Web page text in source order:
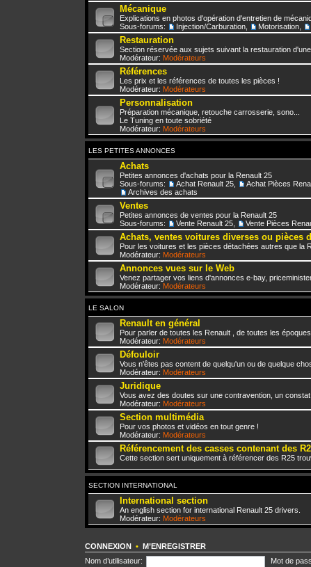
Mécanique
Explications en photos d'opération d'entretien de
Sous-forums:
Injection/Carburation Motorisation
Restauration
Section réservée aux sujets suivant la restauration d'une
Modérateur: Modérateurs
Références
Les prix et les références de toutes les pièces !
Modérateur: Modérateurs
Personnalisation
Préparation mécanique, retouche carrosserie, sono...
Le Tuning en toute sobriété
Modérateur: Modérateurs
LES PETITES ANNONCES
Achats
Petites annonces d'achats pour la Renault 25
Sous-forums:
Achat Renault 25 Achat Pièces
Archives des achats
Ventes
Petites annonces de ventes pour la Renault 25
Sous-forums:
Vente Renault 25 Vente Pièces
Achats, ventes voitures diverses ou pièces
Pour les voitures et les pièces détachées autres que la
Modérateur: Modérateurs
Annonces vues sur le Web
Venez partager vos liens d'annonces e-bay,
Modérateur: Modérateurs
LE SALON
Renault en général
Pour parler de toutes les Renault , de toutes les époques.
Modérateur: Modérateurs
Défouloir
Vous n'êtes pas content de quelqu'un ou de quelque
Modérateur: Modérateurs
Juridique
Vous avez des doutes sur une contravention, un
Modérateur: Modérateurs
Section multimédia
Pour vos photos et vidéos en tout genre !
Modérateur: Modérateurs
Référencement des casses contenant des
Cette section sert uniquement à référencer des R25
SECTION INTERNATIONAL
International section
An english section for international Renault 25 drivers.
Modérateur: Modérateurs
CONNEXION • M’ENREGISTRER
Nom d’utilisateur:
Mot de